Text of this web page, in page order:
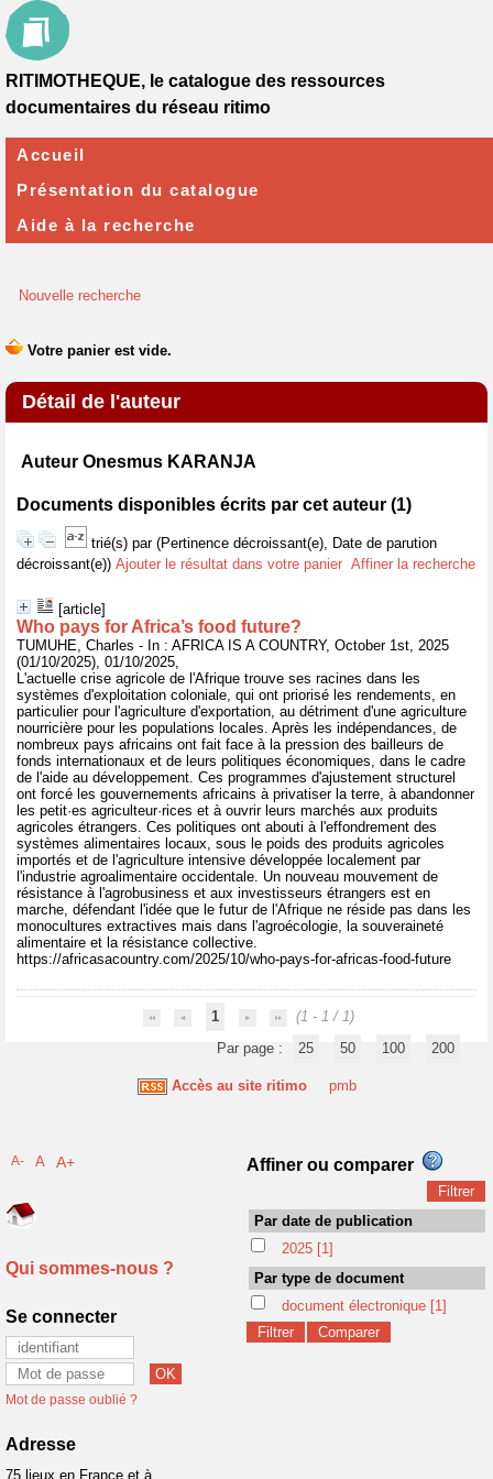
Nouvelle recherche
Détail de l'auteur
Auteur Onesmus KARANJA
Documents disponibles écrits par cet auteur (1)
trié(s) par (Pertinence décroissant(e), Date de parution
décroissant(e)) Ajouter le résultat dans votre panier Affiner la recherche
[article]
Who pays for Africa’s food future?
TUMUHE, Charles - In : AFRICA IS A COUNTRY, October 1st, 2025
(01/10/2025), 01/10/2025,
L'actuelle crise agricole de l'Afrique trouve ses racines dans les
systèmes d'exploitation coloniale, qui ont priorisé les rendements, en
particulier pour l'agriculture d'exportation, au détriment d'une agriculture
nourricière pour les populations locales. Après les indépendances, de
nombreux pays africains ont fait face à la pression des bailleurs de
fonds internationaux et de leurs politiques économiques, dans le cadre
de l'aide au développement. Ces programmes d'ajustement structurel
ont forcé les gouvernements africains à privatiser la terre, à abandonner
les petit·es agriculteur·rices et à ouvrir leurs marchés aux produits
agricoles étrangers. Ces politiques ont abouti à l'effondrement des
systèmes alimentaires locaux, sous le poids des produits agricoles
importés et de l'agriculture intensive développée localement par
l'industrie agroalimentaire occidentale. Un nouveau mouvement de
résistance à l'agrobusiness et aux investisseurs étrangers est en
marche, défendant l'idée que le futur de l'Afrique ne réside pas dans les
monocultures extractives mais dans l'agroécologie, la souveraineté
alimentaire et la résistance collective.
https://africasacountry.com/2025/10/who-pays-for-africas-food-future
1
(1 - 1 / 1)
Par page :
25 50 100 200
Accès au site ritimo pmb
RITIMOTHEQUE, le catalogue des ressources
documentaires du réseau ritimo
Accueil
Présentation du catalogue
Aide à la recherche
A- A A+
Qui sommes-nous ?
Se connecter
Mot de passe oublié ?
Adresse
75 lieux en France et à
Affiner ou comparer
Par date de publication
2025 [1]
Par type de document
document électronique [1]